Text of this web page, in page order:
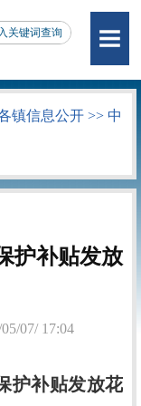
镇信息公开 >> 中
护补贴发放
07/ 17:04
护补贴发放花